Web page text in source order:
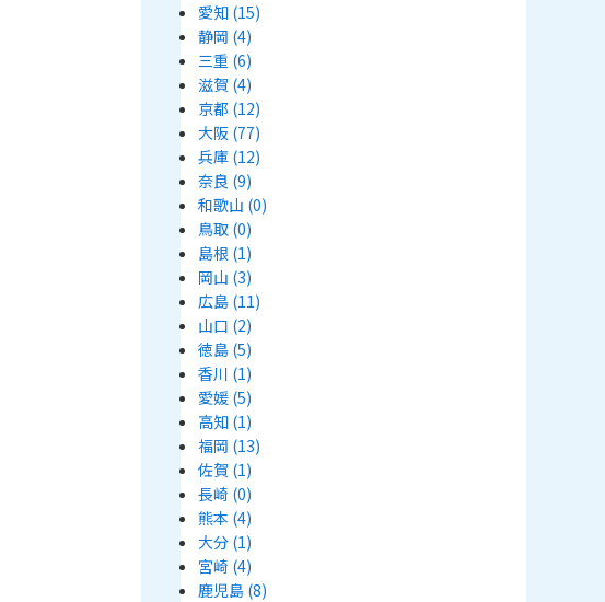
愛知 (15)
静岡 (4)
三重 (6)
滋賀 (4)
京都 (12)
大阪 (77)
兵庫 (12)
奈良 (9)
和歌山 (0)
鳥取 (0)
島根 (1)
岡山 (3)
広島 (11)
山口 (2)
徳島 (5)
香川 (1)
愛媛 (5)
高知 (1)
福岡 (13)
佐賀 (1)
長崎 (0)
熊本 (4)
大分 (1)
宮崎 (4)
鹿児島 (8)